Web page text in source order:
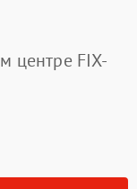
центре FIX-